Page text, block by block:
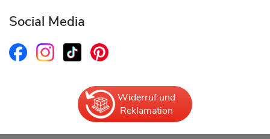
Social Media
Widerruf und
Reklamation